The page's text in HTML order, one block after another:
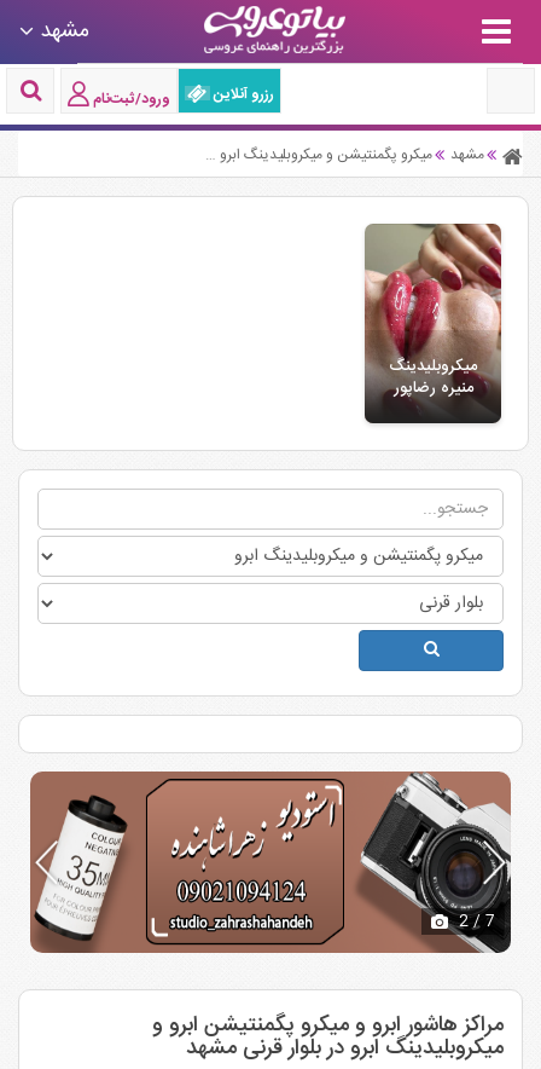
مشهد
رزرو آنلاین ورود/ثبت‌نام
مشهد میکرو پگمنتیشن و میکروبلیدینگ ابرو
میکروبلیدینگ
منیره رضاپور
2/ 7
مراکز هاشور ابرو و میکرو پگمنتیشن ابرو و
میکروبلیدینگ ابرو در بلوار قرنی مشهد